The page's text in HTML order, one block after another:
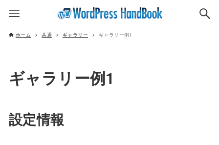
ホーム 共通 ギャラリー ギャラリー例1
ギャラリー例1
設定情報